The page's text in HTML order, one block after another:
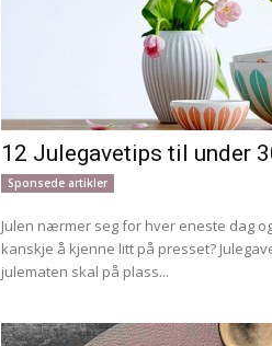
12 Julegavetips til under
Sponsede artikler
Julen nærmer seg for hver eneste dag
kanskje å kjenne litt på presset?
julematen skal på plass...